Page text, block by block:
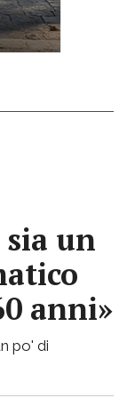
sia un
anni»
po' di